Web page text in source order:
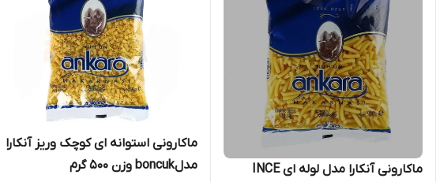
ماکارونی آنکارا مدل لوله ای INCE
ماکارونی استوانه ای کوچک وریز آنکارا
مدلboncuk وزن 500 گرم